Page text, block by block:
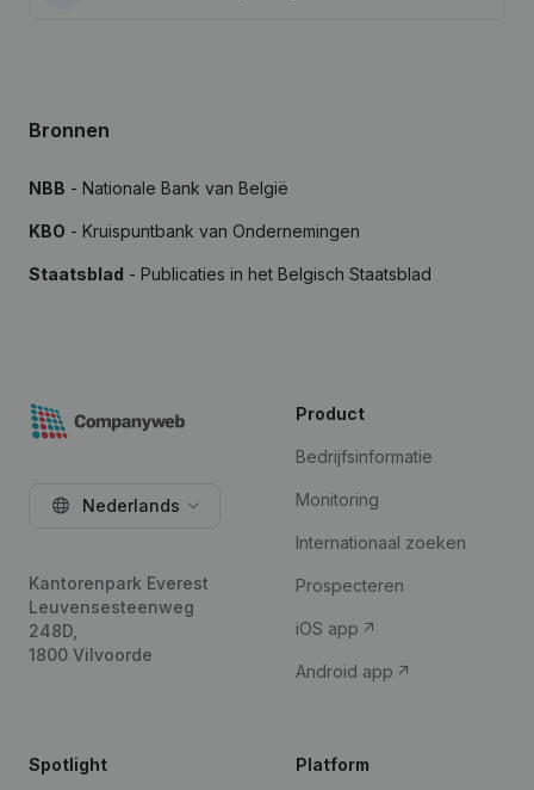
Bronnen
NBB - Nationale Bank van België
KBO - Kruispuntbank van Ondernemingen
Staatsblad - Publicaties in het Belgisch Staatsblad
Nederlands
Kantorenpark Everest
Leuvensesteenweg
248D,
1800 Vilvoorde
Product
Bedrijfsinformatie
Monitoring
Internationaal zoeken
Prospecteren
iOS app
Android app
Spotlight Platform